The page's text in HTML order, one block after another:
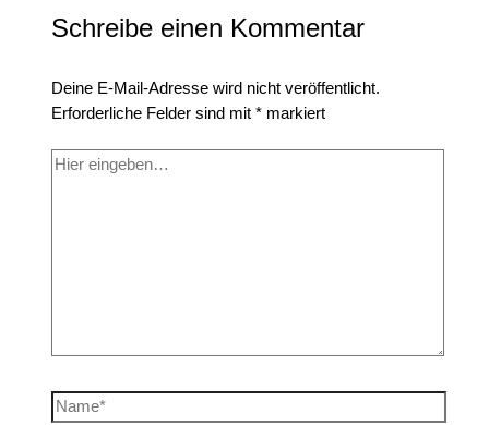
Schreibe einen Kommentar
Deine E-Mail-Adresse wird nicht veröffentlicht.
Erforderliche Felder sind mit* markiert
Hier
Name*